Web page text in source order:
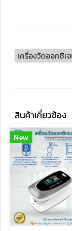
เครื่องวัดออกซิเ
สินค้าเกี่ยวข้อง
New